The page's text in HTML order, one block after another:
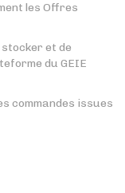
les Offres
et de
du GEIE
commandes issues